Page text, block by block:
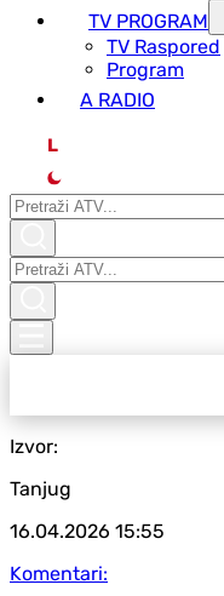
TV PROGRAM
ТV Raspored
Program
A RADIO
L
Izvor:
Tanjug
16.04.2026 15:55
Komentari: